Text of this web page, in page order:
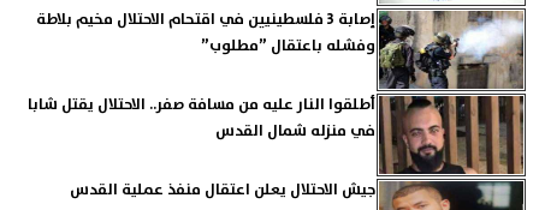
إصابة 3 فلسطينيين في اقتحام الاحتلال مخيم بلاطة
وفشله باعتقال ”مطلوب”
أطلقوا النار عليه من مسافة صفر.. الاحتلال يقتل شابا
في منزله شمال القدس
جيش الاحتلال يعلن اعتقال منفذ عملية القدس